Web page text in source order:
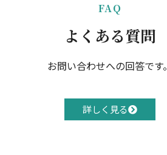
FAQ
よくある質問
お問い合わせへの回答です。
詳しく見る